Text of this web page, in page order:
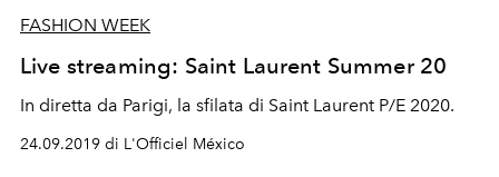
FASHION WEEK
Live streaming: Saint Laurent Summer 20
In diretta da Parigi, la sfilata di Saint Laurent P/E 2020.
24.09.2019 di L'Officiel México